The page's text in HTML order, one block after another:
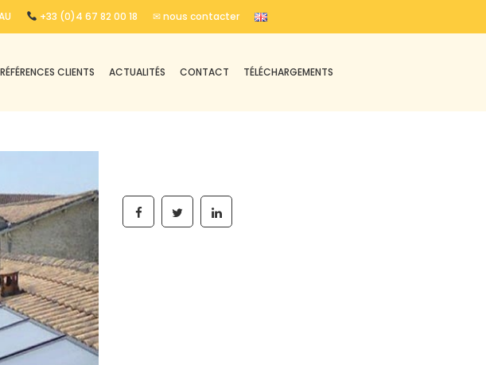
+33 (0)4 67 82 00 18 ✉ nous contacter
RÉFÉRENCES CLIENTS ACTUALITÉS CONTACT TÉLÉCHARGEMENTS